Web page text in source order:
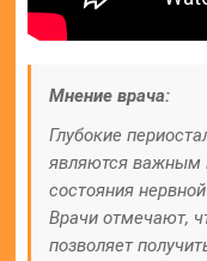
Мнение врача:
Глубокие
являются важным
состояния
Врачи отмечают,
позволяет